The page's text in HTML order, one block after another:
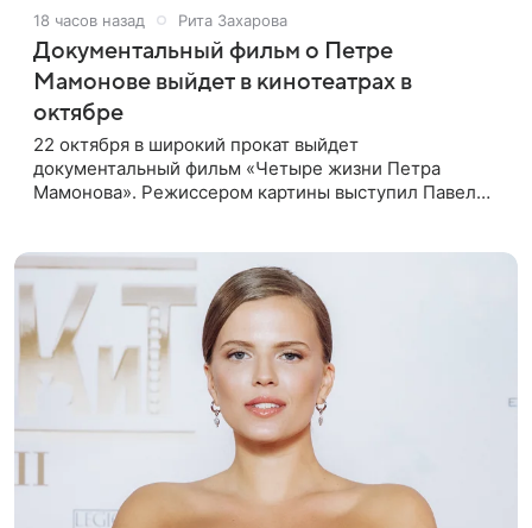
18 часов назад Рита Захарова
Документальный фильм о Петре
Мамонове выйдет в кинотеатрах в
октябре
22 октября в широкий прокат выйдет
документальный фильм «Четыре жизни Петра
Мамонова». Режиссером картины выступил Павел